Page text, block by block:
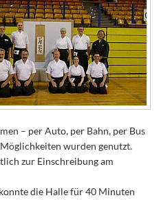
– per Auto, per Bahn, per Bus
wurden genutzt.
zur Einschreibung am
die Halle für 40 Minuten